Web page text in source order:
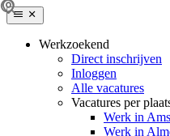
Werkzoekend
Direct inschrijven
Inloggen
Alle vacatures
Vacatures per
Werk in
Werk in